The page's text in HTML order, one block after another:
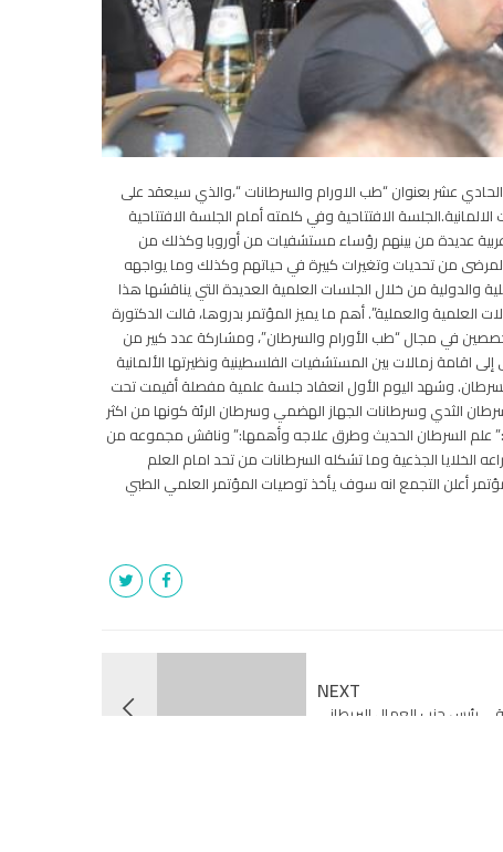
الحادي عشر بعنوان “طب الاورام والسرطانات “،والذي سيعقد على
فرانكفورت الالمانية.الجلسة الافتتاحية وفي كلمته أمام الجلسة الافتتاحية
وعربية عديدة من بينهم رؤساء مستشفيات من أوروبا وكذلك من
من تحديات وتغيرات كبيرة في حياتهم وكذلك وما يواجهه
من خلال الجلسات العلمية العديدة التي يناقشها هذا
العلمية والعملية”. أهم ما يميز المؤتمر بدروها، قالت الدكتورة
في مجال “طب الأورام والسرطان”، ومشاركة عدد كبير من
زمالات بين المستشفيات الفلسطينية ونظيرتها الألمانية
وشهد اليوم الأول انعقاد جلسة علمية مفصلة أقيمت تحت
الثدي وسرطانات الجهاز الهضمي وسرطان الرئة كونها من اكثر
علم السرطان الحديث وطرق علاجه وأهمها:” وناقش مجموعه من
الخلايا الجذعية وما تشكله السرطانات من تحد امام العلم
أعلن التجمع انه سوف يأخذ توصيات المؤتمر العلمي الطبي
NEXT
رئيس حزب العمال البريطاني